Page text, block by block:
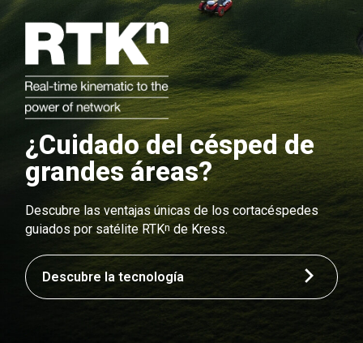
¿Cuidado del césped de
grandes áreas?
Descubre las ventajas únicas de los cortacéspedes
guiados por satélite RTKn de Kress.
Descubre la tecnología